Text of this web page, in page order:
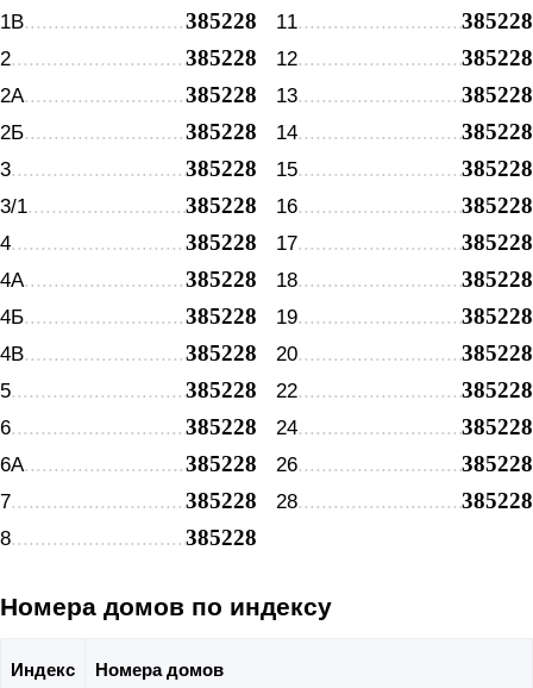
1В 385228
2 385228
2А 385228
2Б 385228
3 385228
3/1 385228
4 385228
4А 385228
4Б 385228
4В 385228
5 385228
6 385228
6А 385228
7 385228
8 385228
11 385228
12 385228
13 385228
14 385228
15 385228
16 385228
17 385228
18 385228
19 385228
20 385228
22 385228
24 385228
26 385228
28 385228
Номера домов по индексу
Индекс Номера домов